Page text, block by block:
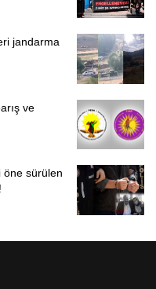
jandarma
ve
öne sürülen